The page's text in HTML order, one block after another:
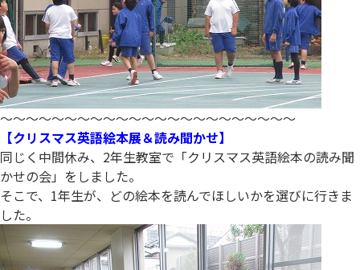
～～～～～～～～～～～～～～～～～～～～～～～
【クリスマス英語絵本展＆読み聞かせ】
同じく中間休み、2年生教室で「クリスマス英語絵本の読み聞
かせの会」をしました。
そこで、1年生が、どの絵本を読んでほしいかを選びに行きま
した。